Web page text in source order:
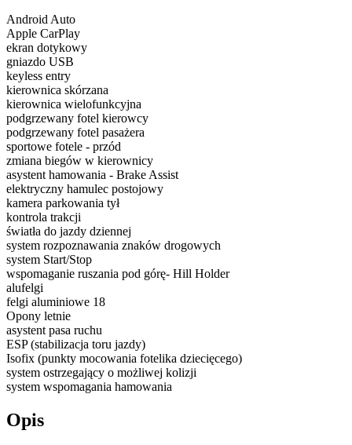
Android Auto
Apple CarPlay
ekran dotykowy
gniazdo USB
keyless entry
kierownica skórzana
kierownica wielofunkcyjna
podgrzewany fotel kierowcy
podgrzewany fotel pasażera
sportowe fotele - przód
zmiana biegów w kierownicy
asystent hamowania - Brake Assist
elektryczny hamulec postojowy
kamera parkowania tył
kontrola trakcji
światła do jazdy dziennej
system rozpoznawania znaków drogowych
system Start/Stop
wspomaganie ruszania pod górę- Hill Holder
alufelgi
felgi aluminiowe 18
Opony letnie
asystent pasa ruchu
ESP (stabilizacja toru jazdy)
Isofix (punkty mocowania fotelika dziecięcego)
system ostrzegający o możliwej kolizji
system wspomagania hamowania
Opis